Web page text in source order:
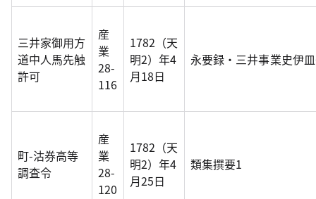
三井家御用方
道中人馬先触
許可
産
業
28-
116
1782（天
明2）年4
月18日
永要録・三井事業史伊
町-沽券高等
調査令
産
業
28-
120
1782（天
明2）年4
月25日
類集撰要1